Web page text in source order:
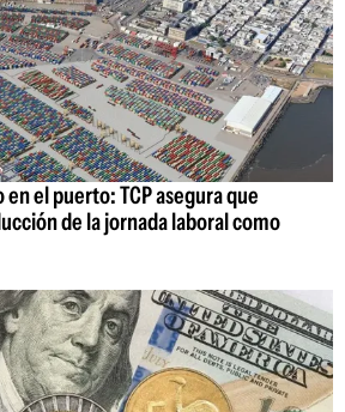
el puerto: TCP asegura que
de la jornada laboral como